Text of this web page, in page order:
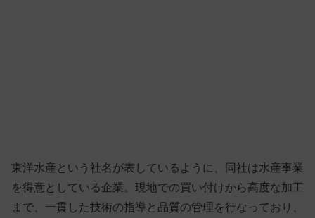
東洋水産という社名が表しているように、同社は水産事業
を得意としている企業。現地での買い付けから高度な加工
まで、一貫した技術の指導と品質の管理を行なっており、